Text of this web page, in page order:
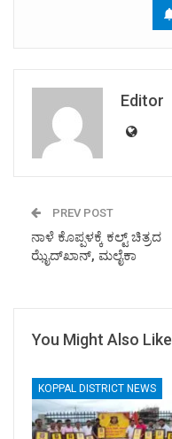
Editor
PREV POST
ನಾಳೆ ಕೊಪ್ಪಳಕ್ಕೆ ಕಲ್ಟ್ ಚಿತ್ರದ
ಝೈದ್‌ಖಾನ್, ಮಲೈಕಾ
You Might Also Like
KOPPAL DISTRICT NEWS